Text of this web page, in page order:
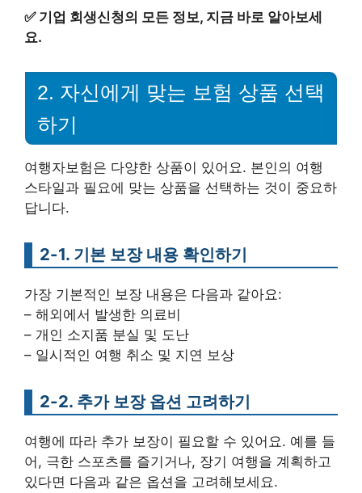
✅ 기업 회생신청의 모든 정보, 지금 바로 알아보세
요.
2. 자신에게 맞는 보험 상품 선택
하기
여행자보험은 다양한 상품이 있어요. 본인의 여행
스타일과 필요에 맞는 상품을 선택하는 것이 중요하
답니다.
2-1. 기본 보장 내용 확인하기
가장 기본적인 보장 내용은 다음과 같아요:
– 해외에서 발생한 의료비
– 개인 소지품 분실 및 도난
– 일시적인 여행 취소 및 지연 보상
2-2. 추가 보장 옵션 고려하기
여행에 따라 추가 보장이 필요할 수 있어요. 예를 들
어, 극한 스포츠를 즐기거나, 장기 여행을 계획하고
있다면 다음과 같은 옵션을 고려해보세요.